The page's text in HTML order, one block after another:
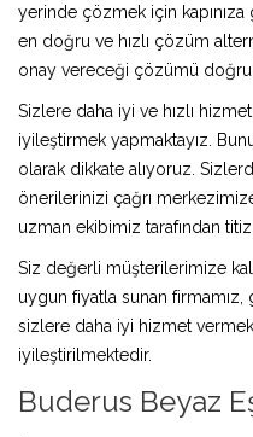
yerinde çözmek için
en doğru ve hızlı çözüm
onay vereceği çözümü
Sizlere daha iyi ve hızlı
iyileştirmek yapmaktayız.
olarak dikkate alıyoruz.
önerilerinizi çağrı
uzman ekibimiz tarafından
Siz değerli müşterilerimize
uygun fiyatla sunan
sizlere daha iyi hizmet
iyileştirilmektedir.
Buderus Beyaz